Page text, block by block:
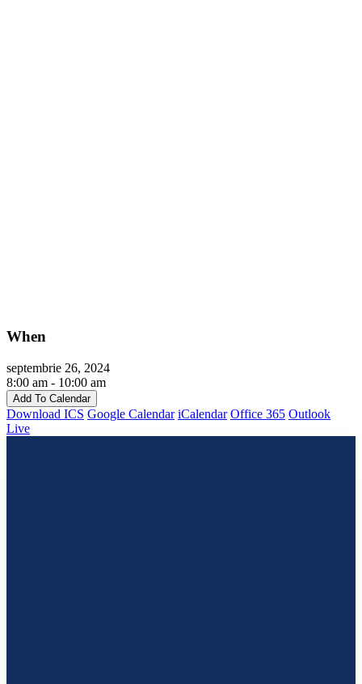
When
septembrie 26, 2024
8:00 am - 10:00 am
Add To Calendar
Download ICS Google Calendar iCalendar Office 365 Outlook
Live